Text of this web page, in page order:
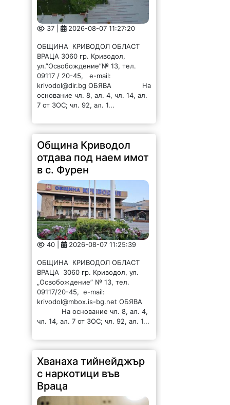
ОБЩИНА КРИВОДОЛ ОБЛАСТ
ВРАЦА 3060 гр. Криводол,
09117 / 20-45, e-mail:
krivodol@dir.bg ОБЯВА На
основание чл. 8, ал. 4, чл. 14, ал.
7 от ЗОС; чл. 92, ал. 1...
отдава под наем имот
в с. Фурен
40 | 2026-08-07 11:25:39
ОБЩИНА КРИВОДОЛ ОБЛАСТ
ВРАЦА 3060 гр. Криводол, ул.
09117/20-45, e-mail:
krivodol@mbox.is-bg.net ОБЯВА
На основание чл. 8, ал. 4,
чл. 14, ал. 7 от ЗОС; чл. 92, ал. 1...
с наркотици във
Враца